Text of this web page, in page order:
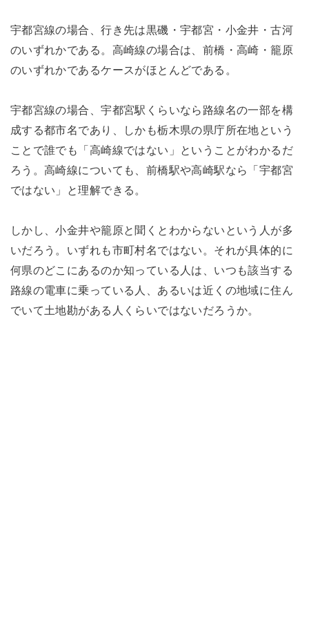
宇都宮線の場合、行き先は黒磯・宇都宮・小金井・古河
のいずれかである。高崎線の場合は、前橋・高崎・籠原
のいずれかであるケースがほとんどである。
宇都宮線の場合、宇都宮駅くらいなら路線名の一部を構
成する都市名であり、しかも栃木県の県庁所在地という
ことで誰でも「高崎線ではない」ということがわかるだ
ろう。高崎線についても、前橋駅や高崎駅なら「宇都宮
ではない」と理解できる。
しかし、小金井や籠原と聞くとわからないという人が多
いだろう。いずれも市町村名ではない。それが具体的に
何県のどこにあるのか知っている人は、いつも該当する
路線の電車に乗っている人、あるいは近くの地域に住ん
でいて土地勘がある人くらいではないだろうか。